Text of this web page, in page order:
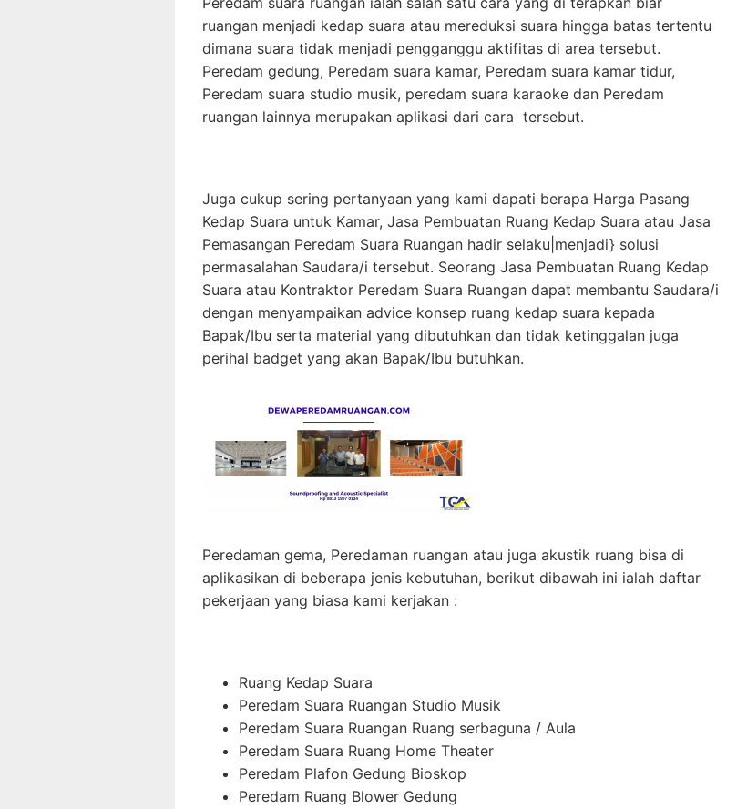
ruangan menjadi kedap suara atau mereduksi suara hingga batas tertentu
dimana suara tidak menjadi pengganggu aktifitas di area tersebut.
Peredam gedung, Peredam suara kamar, Peredam suara kamar tidur,
Peredam suara studio musik, peredam suara karaoke dan Peredam
ruangan lainnya merupakan aplikasi dari cara tersebut.
Juga cukup sering pertanyaan yang kami dapati berapa Harga Pasang
Kedap Suara untuk Kamar, Jasa Pembuatan Ruang Kedap Suara atau Jasa
Pemasangan Peredam Suara Ruangan hadir selaku|menjadi} solusi
permasalahan Saudara/i tersebut. Seorang Jasa Pembuatan Ruang Kedap
Suara atau Kontraktor Peredam Suara Ruangan dapat membantu Saudara/i
dengan menyampaikan advice konsep ruang kedap suara kepada
Bapak/Ibu serta material yang dibutuhkan dan tidak ketinggalan juga
perihal badget yang akan Bapak/Ibu butuhkan.
Peredaman gema, Peredaman ruangan atau juga akustik ruang bisa di
aplikasikan di beberapa jenis kebutuhan, berikut dibawah ini ialah daftar
pekerjaan yang biasa kami kerjakan :
Ruang Kedap Suara
Peredam Suara Ruangan Studio Musik
Peredam Suara Ruangan Ruang serbaguna / Aula
Peredam Suara Ruang Home Theater
Peredam Plafon Gedung Bioskop
Peredam Ruang Blower Gedung